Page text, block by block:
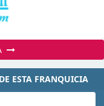
ESTA FRANQUICIA